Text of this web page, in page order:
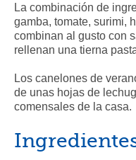
La combinación de
gamba, tomate, surimi,
combinan al gusto con
rellenan una tierna
Los canelones de
de unas hojas de
comensales de la casa.